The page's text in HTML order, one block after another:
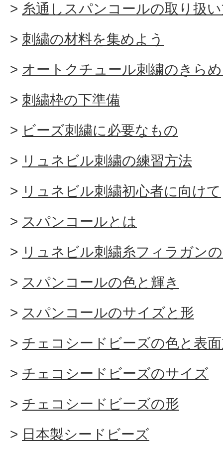
糸通しスパンコールの取り扱
刺繍の材料を集めよう
オートクチュール刺繍のきら
刺繍枠の下準備
ビーズ刺繍に必要なもの
リュネビル刺繍の練習方法
リュネビル刺繍初心者に向けて
スパンコールとは
リュネビル刺繍糸フィラガン
スパンコールの色と輝き
スパンコールのサイズと形
チェコシードビーズの色と表
チェコシードビーズのサイズ
チェコシードビーズの形
日本製シードビーズ